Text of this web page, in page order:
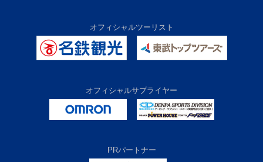
オフィシャルツーリスト
オフィシャルサプライヤー
PRパートナー